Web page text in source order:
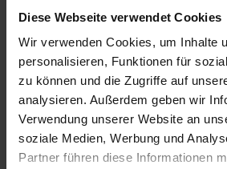
Diese Webseite verwendet Cookies
Wir verwenden Cookies, um Inhalte
personalisieren, Funktionen für
zu können und die Zugriffe auf
analysieren. Außerdem geben wir
Verwendung unserer Website an
soziale Medien, Werbung und
Partner führen diese Informationen
Produkte